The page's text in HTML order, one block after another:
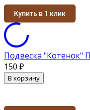
Купить в 1 клик
Подвеска "Котенок"
150 ₽
В корзину